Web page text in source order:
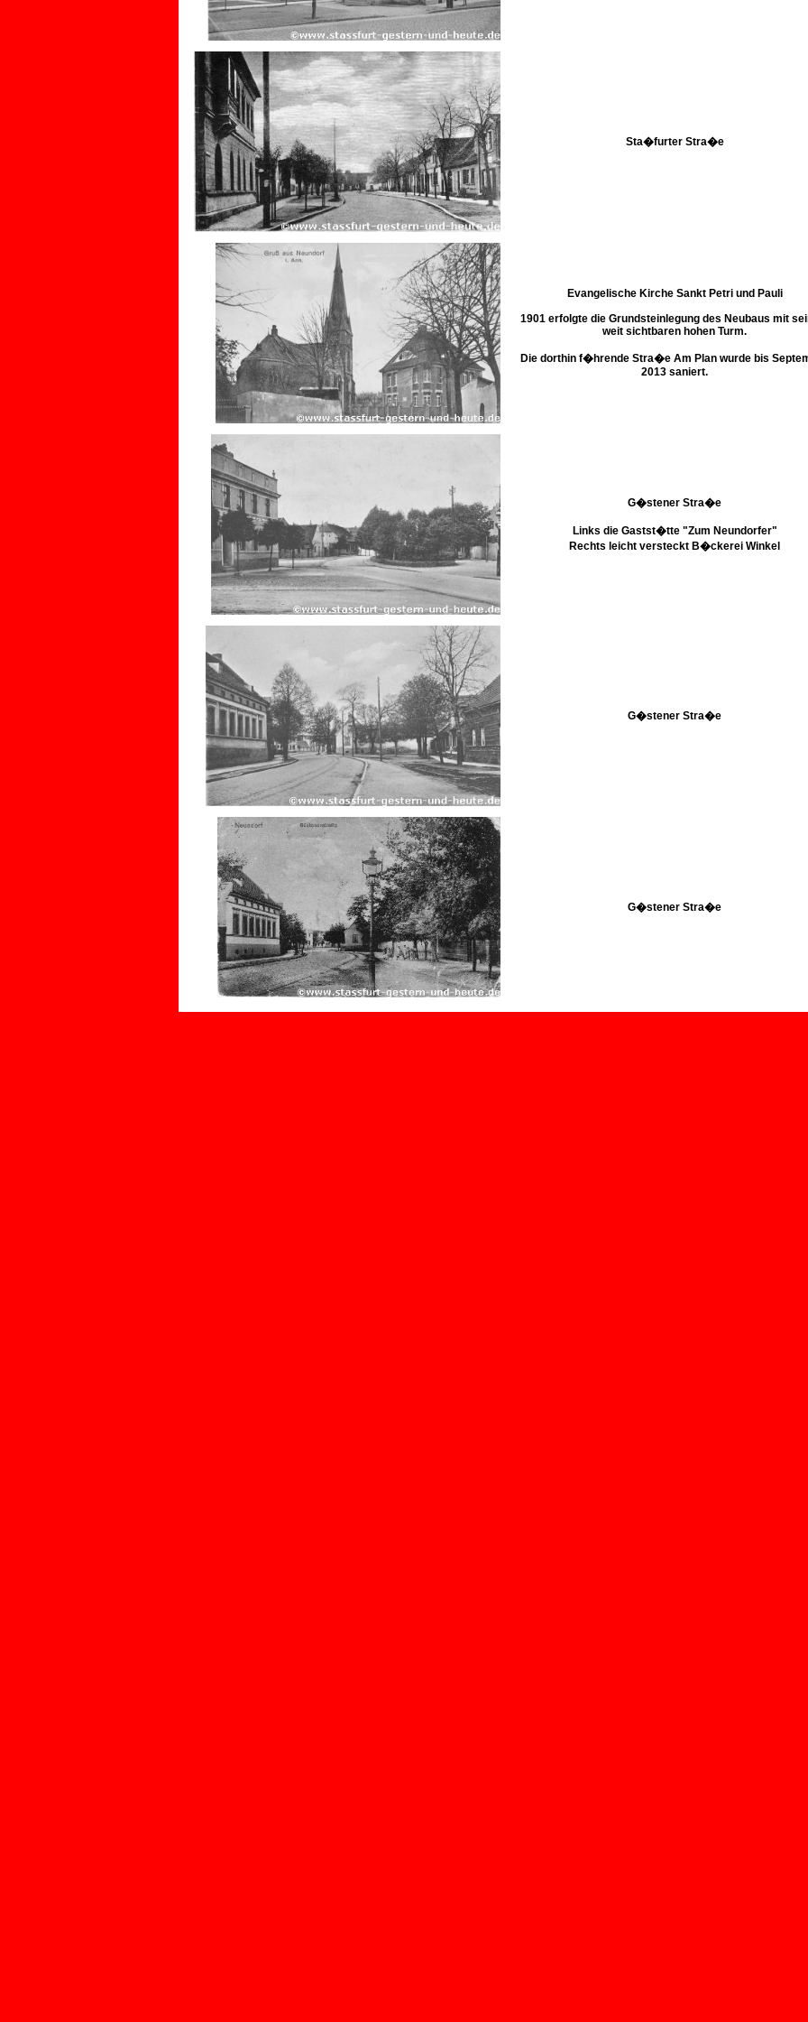
Sta�furter Stra�e
Evangelische Kirche Sankt Petri und Pauli
1901 erfolgte die Grundsteinlegung des Neubaus mit
weit sichtbaren hohen Turm.
Die dorthin f�hrende Stra�e Am Plan wurde bis
2013 saniert.
G�stener Stra�e
Links die Gastst�tte "Zum Neundorfer"
Rechts leicht versteckt B�ckerei Winkel
G�stener Stra�e
G�stener Stra�e